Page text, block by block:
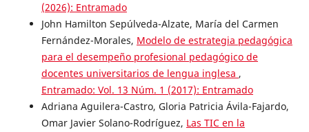
(2026): Entramado
John Hamilton Sepúlveda-Alzate, María del Carmen
Fernández-Morales, Modelo de estrategia pedagógica
para el desempeño profesional pedagógico de
docentes universitarios de lengua inglesa ,
Entramado: Vol. 13 Núm. 1 (2017): Entramado
Adriana Aguilera-Castro, Gloria Patricia Ávila-Fajardo,
Omar Javier Solano-Rodríguez, Las TIC en la